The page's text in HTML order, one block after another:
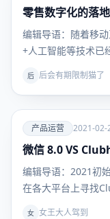
用户运
营
零售数字化的落
编辑导语：随着移
+人工智能等技术已
后 后会有期限制猫了
爱
产品运
营
产品运营 2021-02-
微信 8.0 VS
编辑导语：2021初
在各大平台上寻找
女 女王大人驾到